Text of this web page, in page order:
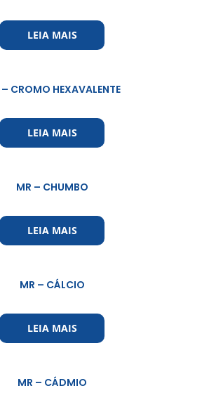
LEIA MAIS
CROMO HEXAVALENTE
LEIA MAIS
MR – CHUMBO
LEIA MAIS
MR – CÁLCIO
LEIA MAIS
MR – CÁDMIO